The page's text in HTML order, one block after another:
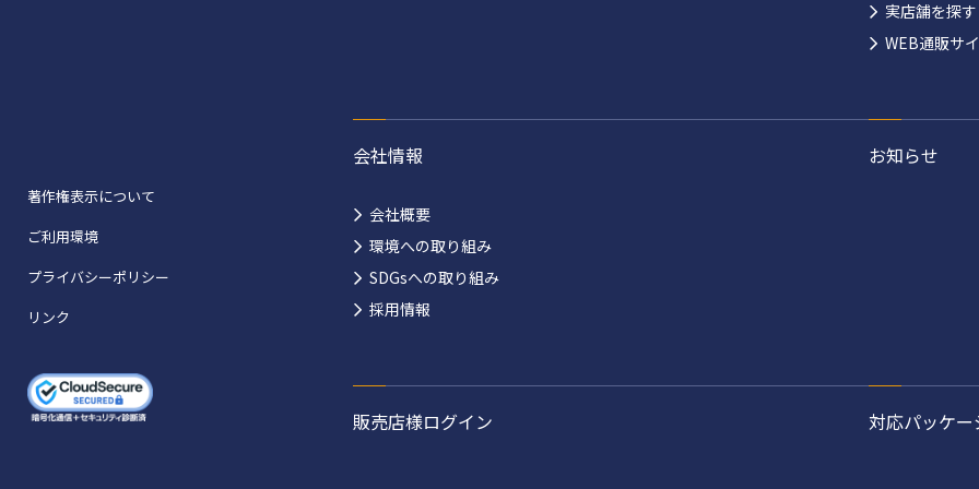
著作権表示について
ご利用環境
プライバシーポリシー
リンク
実店舗を探す
WEB通販サ
会社情報
会社概要
環境への取り組み
SDGsへの取り組み
採用情報
お知らせ
販売店様ログイン 対応パッケー